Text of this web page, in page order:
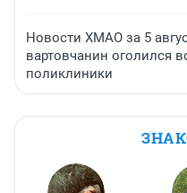
Новости ХМАО за 5
вартовчанин оголился
поликлиники